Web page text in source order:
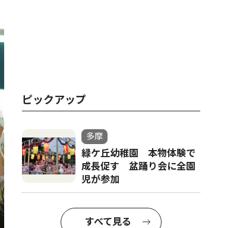
ピックアップ
多摩
緑ケ丘幼稚園 本物体験で
成長促す 盆踊り会に全園
児が参加
すべて見る